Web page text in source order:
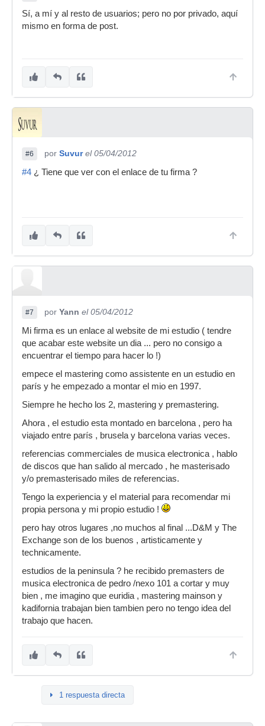
Sí, a mí y al resto de usuarios; pero no por privado, aquí
mismo en forma de post.
#6 por Suvur el 05/04/2012
#4 ¿ Tiene que ver con el enlace de tu firma ?
#7 por Yann el 05/04/2012
Mi firma es un enlace al website de mi estudio ( tendre
que acabar este website un dia ... pero no consigo a
encuentrar el tiempo para hacer lo !)
empece el mastering como assistente en un estudio en
parís y he empezado a montar el mio en 1997.
Siempre he hecho los 2, mastering y premastering.
Ahora , el estudio esta montado en barcelona , pero ha
viajado entre parís , brusela y barcelona varias veces.
referencias commerciales de musica electronica , hablo
de discos que han salido al mercado , he masterisado
y/o premasterisado miles de referencias.
Tengo la experiencia y el material para recomendar mi
propia persona y mi propio estudio !
pero hay otros lugares ,no muchos al final ...D&M y The
Exchange son de los buenos , artisticamente y
technicamente.
estudios de la peninsula ? he recibido premasters de
musica electronica de pedro /nexo 101 a cortar y muy
bien , me imagino que euridia , mastering mainson y
kadifornia trabajan bien tambien pero no tengo idea del
trabajo que hacen.
1 respuesta directa